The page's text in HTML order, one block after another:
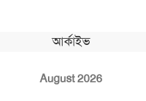
আর্কাইভ
August 2026